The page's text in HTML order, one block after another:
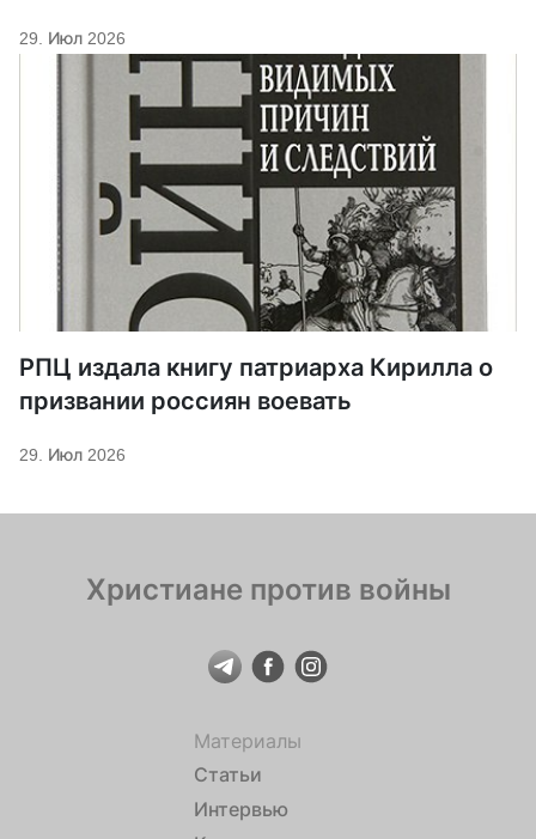
29. Июл 2026
РПЦ издала книгу патриарха Кирилла о
призвании россиян воевать
29. Июл 2026
Христиане против войны
Материалы
Статьи
Интервью